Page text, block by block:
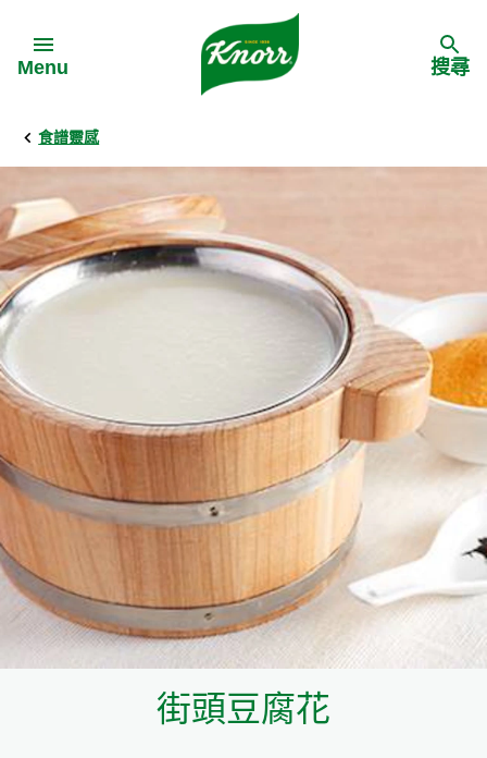
Menu
Back
食譜靈感
料理食材
季節節慶
多國料理
料理種類
Back
家樂牌產品
家樂牌純鮮雞粉
家樂牌鮮菇粉
家樂牌濃湯寶
家樂牌雞汁
家樂牌快熟通心粉
家樂牌鮮露
Back
主頁
背景
愛環境食材名單
愛環境食材食譜
愛環境食材篩選條件
搜尋
食譜靈感
街頭豆腐花